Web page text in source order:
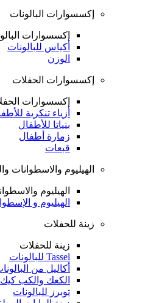
إكسسوارات البالونات
إكسسوارات
أكياس للبالونات
الوزن
إكسسوارات الحفلات
إكسسوارات
أزياء تنكرية
بنياتا للأطفال
زمارة أطفال
قبعات
الهيليوم والاسطوانات
الهيليوم
الهيليوم و
زينة للحفلات
زينة للحفلات
Tassel للبالونات
أكاليل من
الكعك والكب كيك
توبرز للبالونات